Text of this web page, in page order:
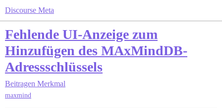
Discourse Meta
Fehlende UI-Anzeige zum
Hinzufügen des MAxMindDB-
Adressschlüssels
Beitragen Merkmal
maxmind